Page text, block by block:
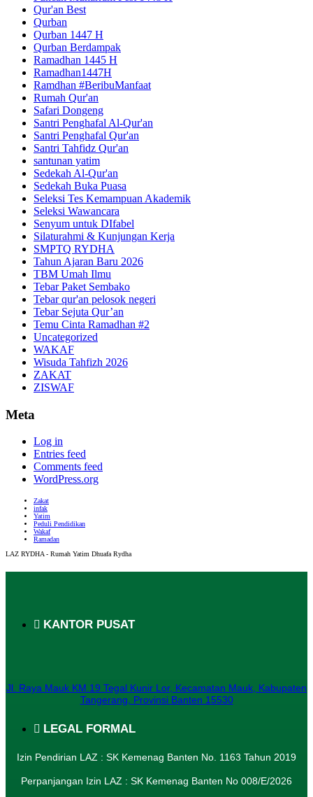
Qur'an Best
Qurban
Qurban 1447 H
Qurban Berdampak
Ramadhan 1445 H
Ramadhan1447H
Ramdhan #BeribuManfaat
Rumah Qur'an
Safari Dongeng
Santri Penghafal Al-Qur'an
Santri Penghafal Qur'an
Santri Tahfidz Qur'an
santunan yatim
Sedekah Al-Qur'an
Sedekah Buka Puasa
Seleksi Tes Kemampuan Akademik
Seleksi Wawancara
Senyum untuk DIfabel
Silaturahmi & Kunjungan Kerja
SMPTQ RYDHA
Tahun Ajaran Baru 2026
TBM Umah Ilmu
Tebar Paket Sembako
Tebar qur'an pelosok negeri
Tebar Sejuta Qur’an
Temu Cinta Ramadhan #2
Uncategorized
WAKAF
Wisuda Tahfizh 2026
ZAKAT
ZISWAF
Meta
Log in
Entries feed
Comments feed
WordPress.org
Zakat
infak
Yatim
Peduli Pendidikan
Wakaf
Ramadan
LAZ RYDHA - Rumah Yatim Dhuafa Rydha
KANTOR PUSAT
Jl. Raya Mauk KM.19 Tegal Kunir Lor, Kecamatan Mauk, Kabupaten
Tangerang, Provinsi Banten 15530
LEGAL FORMAL
Izin Pendirian LAZ : SK Kemenag Banten No. 1163 Tahun 2019
Perpanjangan Izin LAZ : SK Kemenag Banten No 008/E/2026​